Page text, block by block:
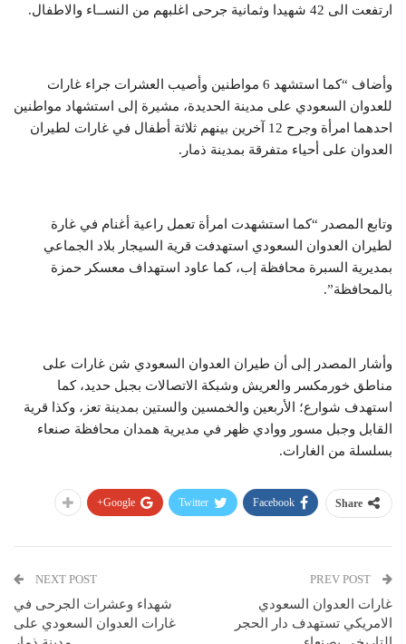
ارتفعت الى 42 شهيدا وثمانية جرحى اغلبهم من النســاء والاطفال.
وأضاف “كما استشهد 6 مواطنين وأصيب العشرات جراء غارات
للعدوان السعودي على مدينة الحديدة، مشيرة إلى استشهاد مواطنين
احدهما امرأة وجرح 12 آخرين بينهم ثلاثة أطفال في غارات لطيران
العدوان على أحياء متفرقة بمدينة ذمار.
‫‫وتابع المصدر “كما استشهدت امرأة تعمل راعية أغنام في غارة
لطيران العدوان السعودي استهدفت قرية السيجار بلاد الجماعي
بمديرية السبرة محافظة إب، كما عاود استهداف معسكر حمزة
بالمحافظة”.
وأشار المصدر إلى أن طيران العدوان السعودي شن غارات على
مناطق خورمكسر والعريش وشبكة الاتصالات بجبل حديد، كما
استهدف شوارع؛ الأربعين والخمسين والستين بمدينة تعز، وكذا قرية
القابل وجبل مسور ووادي ظهر في مديرية همدان محافظة صنعاء
بسلسلة من الغارات.
Share
Facebook
Twitter
Google+
غارات العدوان السعودي
الامريكي تستهدف دار الحجر
NEXT POST
شهداء وعشرات الجرحى في
غارات العدوان السعودي على